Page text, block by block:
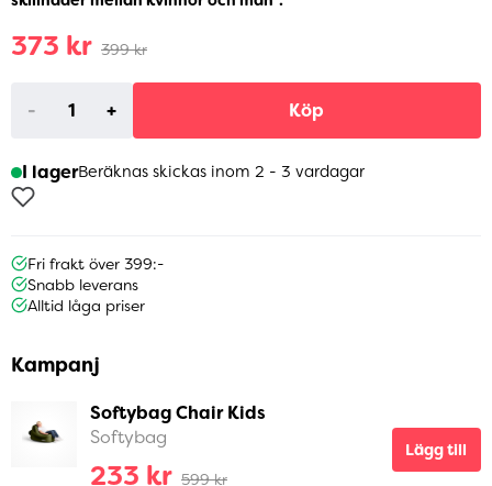
373 kr 399 kr
- + Köp
I lagerBeräknas skickas inom 2 - 3 vardagar
Fri frakt över 399:-
Snabb leverans
Alltid låga priser
Kampanj
Softybag Chair Kids
Softybag
233 kr 599 kr
Lägg till